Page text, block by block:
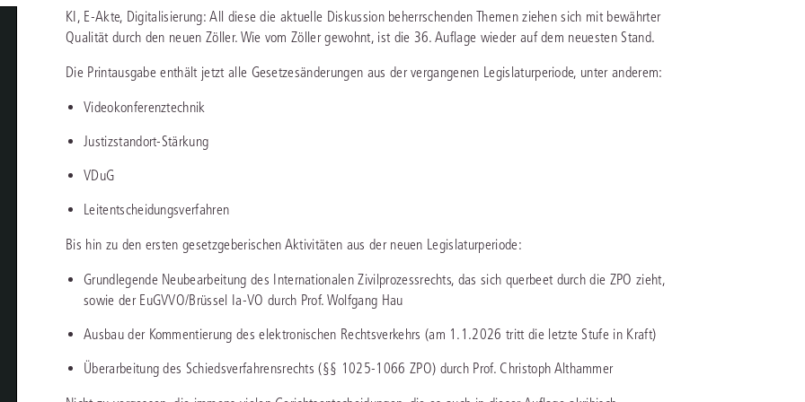
Finden Sie Lösungen und Inhalte, die zu Ihrem Fachgebiet passen.
Arbeitsrecht
Außenwirtschaftsrecht
Bankrecht
Compliance
Datenschutzrecht
Erbrecht
Familienrecht
Insolvenzrecht
IT-und Medienrecht
Strafrecht
Unternehmensjuristen
Versicherungsrecht
Wettbewerbs- und
JURIS BUSINESS
Praxisnah und intuitiv: Schutz vor rechtlichen
Risiken
für Unternehmen, Institutionen
JURIS AKADEMIE
Qualifiziert und zertifiziert: Online-
für eine erste Produktempfehlung.
Online-Produktberater starten
Vereine und Verbände
Referendariat
Studium und Hochschule
WEITERE SERVICES
FAQ
Downloads
Veranstaltungen
juris PraxisReporte
(Mo-Fr 8-18 Uhr).
KI, E-Akte, Digitalisierung: All diese die aktuelle Diskussion beherrschenden Themen ziehen sich mit bewährter
Qualität durch den neuen Zöller. Wie vom Zöller gewohnt, ist die 36. Auflage wieder auf dem neuesten Stand.
Die Printausgabe enthält jetzt alle Gesetzesänderungen aus der vergangenen Legislaturperiode, unter anderem:
Videokonferenztechnik
Justizstandort-Stärkung
VDuG
Leitentscheidungsverfahren
Bis hin zu den ersten gesetzgeberischen Aktivitäten aus der neuen Legislaturperiode:
Grundlegende Neubearbeitung des Internationalen Zivilprozessrechts, das sich querbeet durch die ZPO zieht,
sowie der EuGVVO/Brüssel Ia-VO durch Prof. Wolfgang Hau
Ausbau der Kommentierung des elektronischen Rechtsverkehrs (am 1.1.2026 tritt die letzte Stufe in Kraft)
Überarbeitung des Schiedsverfahrensrechts (§§ 1025-1066 ZPO) durch Prof. Christoph Althammer